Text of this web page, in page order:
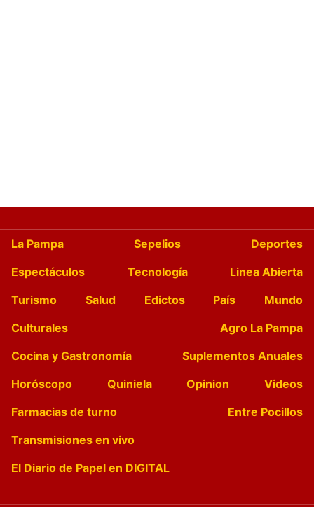
La Pampa Sepelios
Deportes
Espectáculos
Tecnología
Linea Abierta
Turismo
Salud Edictos País
Mundo
Culturales
Agro La Pampa
Cocina y Gastronomía
Suplementos Anuales
Horóscopo
Quiniela Opinion
Videos
Farmacias de turno
Entre Pocillos
Transmisiones en vivo
El Diario de Papel en DIGITAL